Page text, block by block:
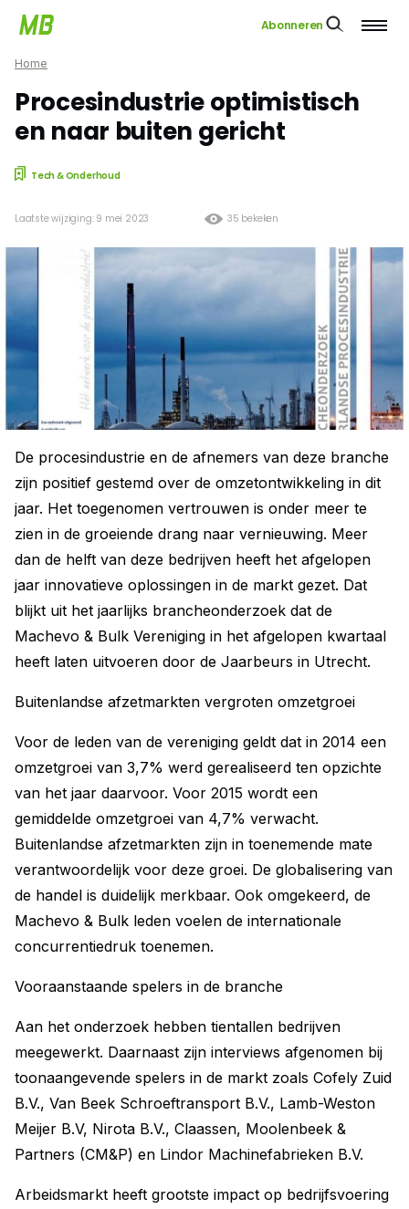
Abonneren
Home
Procesindustrie optimistisch
en naar buiten gericht
Tech & Onderhoud
35 bekeken
Laatste wijziging: 9 mei 2023
De procesindustrie en de afnemers van deze branche
zijn positief gestemd over de omzetontwikkeling in dit
jaar. Het toegenomen vertrouwen is onder meer te
zien in de groeiende drang naar vernieuwing. Meer
dan de helft van deze bedrijven heeft het afgelopen
jaar innovatieve oplossingen in de markt gezet. Dat
blijkt uit het jaarlijks brancheonderzoek dat de
Machevo & Bulk Vereniging in het afgelopen kwartaal
heeft laten uitvoeren door de Jaarbeurs in Utrecht.
Buitenlandse afzetmarkten vergroten omzetgroei
Voor de leden van de vereniging geldt dat in 2014 een
omzetgroei van 3,7% werd gerealiseerd ten opzichte
van het jaar daarvoor. Voor 2015 wordt een
gemiddelde omzetgroei van 4,7% verwacht.
Buitenlandse afzetmarkten zijn in toenemende mate
verantwoordelijk voor deze groei. De globalisering van
de handel is duidelijk merkbaar. Ook omgekeerd, de
Machevo & Bulk leden voelen de internationale
concurrentiedruk toenemen.
Vooraanstaande spelers in de branche
Aan het onderzoek hebben tientallen bedrijven
meegewerkt. Daarnaast zijn interviews afgenomen bij
toonaangevende spelers in de markt zoals Cofely Zuid
B.V., Van Beek Schroeftransport B.V., Lamb-Weston
Meijer B.V, Nirota B.V., Claassen, Moolenbeek &
Partners (CM&P) en Lindor Machinefabrieken B.V.
Arbeidsmarkt heeft grootste impact op bedrijfsvoering